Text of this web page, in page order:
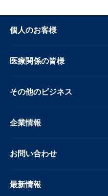
個人のお客様
医療関係の皆様
その他のビジネス
企業情報
お問い合わせ
最新情報